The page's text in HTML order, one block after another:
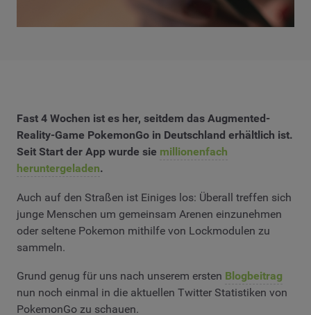
Fast 4 Wochen ist es her, seitdem das Augmented-
Reality-Game PokemonGo in Deutschland erhältlich ist.
Seit Start der App wurde sie millionenfach
heruntergeladen.
Auch auf den Straßen ist Einiges los: Überall treffen sich
junge Menschen um gemeinsam Arenen einzunehmen
oder seltene Pokemon mithilfe von Lockmodulen zu
sammeln.
Grund genug für uns nach unserem ersten Blogbeitrag
nun noch einmal in die aktuellen Twitter Statistiken von
PokemonGo zu schauen.